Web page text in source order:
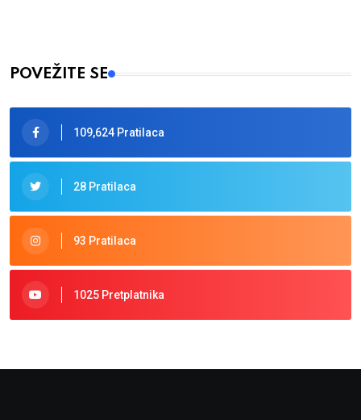
POVEŽITE SE
109,624 Pratilaca
28 Pratilaca
93 Pratilaca
1025 Pretplatnika